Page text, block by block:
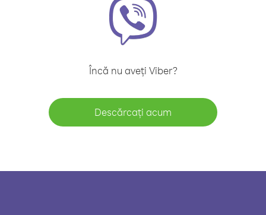
Încă nu aveți Viber?
Descărcați acum